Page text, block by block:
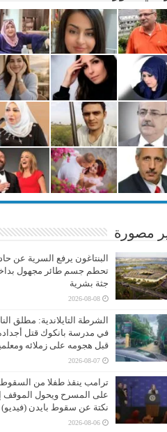
مصورة
البنتاغون يرفع السرية عن
تحطم جسم طائر مجهول
جثة بشرية
2026-08-08
الشرطة التايلاندية: مطلق
في مدرسة بانكوك قتل
قبل هجومه على زملائه
2026-08-07
ترامب ينقذ طفلا من السقوط
على المسرح ويحول الموقف
نكتة عن سقوط بايدن (فيديو)
2026-08-06